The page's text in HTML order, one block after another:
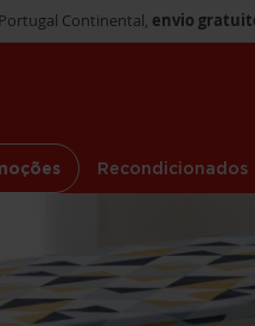
Continental, envio
Recondicionados